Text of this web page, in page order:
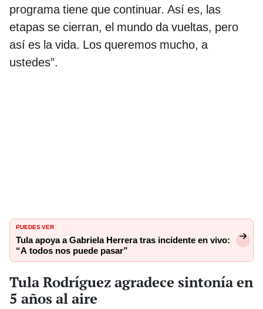
programa tiene que continuar. Así es, las
etapas se cierran, el mundo da vueltas, pero
así es la vida. Los queremos mucho, a
ustedes”.
PUEDES VER
Tula apoya a Gabriela Herrera tras incidente en vivo:
“A todos nos puede pasar”
Tula Rodríguez agradece sintonía en
5 años al aire